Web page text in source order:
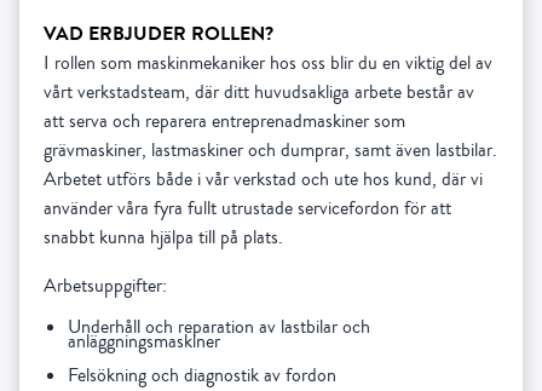
VAD ERBJUDER ROLLEN?
I rollen som maskinmekaniker hos oss blir du en viktig del av
vårt verkstadsteam, där ditt huvudsakliga arbete består av
att serva och reparera entreprenadmaskiner som
grävmaskiner, lastmaskiner och dumprar, samt även lastbilar.
Arbetet utförs både i vår verkstad och ute hos kund, där vi
använder våra fyra fullt utrustade servicefordon för att
snabbt kunna hjälpa till på plats.
Arbetsuppgifter:
Underhåll och reparation av lastbilar och
anläggningsmaskiner
Felsökning och diagnostik av fordon